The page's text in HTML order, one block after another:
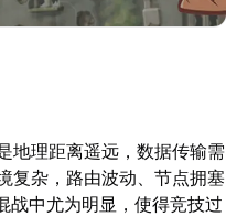
地理距离遥远，数据传输需
复杂，路由波动、节点拥塞
战中尤为明显，使得竞技过